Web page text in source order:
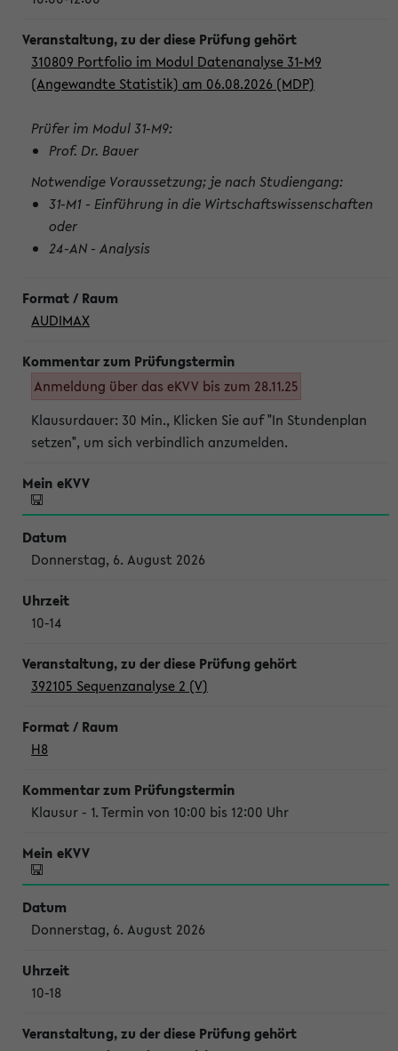
310809 Portfolio im Modul Datenanalyse 31-M9
(Angewandte Statistik) am 06.08.2026 (MDP)
Prüfer im Modul 31-M9:
Prof. Dr. Bauer
Notwendige Voraussetzung; je nach Studiengang:
31-M1 - Einführung in die Wirtschaftswissenschaften
oder
24-AN - Analysis
AUDIMAX
Anmeldung über das eKVV bis zum 28.11.25
Klausurdauer: 30 Min., Klicken Sie auf "In Stundenplan
setzen", um sich verbindlich anzumelden.
Donnerstag, 6. August 2026
10-14
392105 Sequenzanalyse 2 (V)
H8
Klausur - 1. Termin von 10:00 bis 12:00 Uhr
Donnerstag, 6. August 2026
10-18